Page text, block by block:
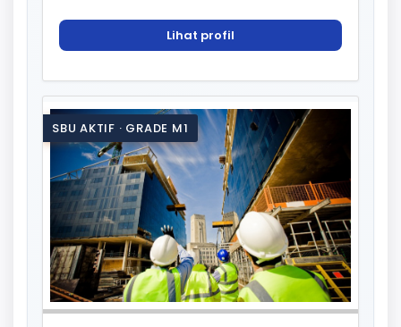
Lihat profil
SBU AKTIF · GRADE M1